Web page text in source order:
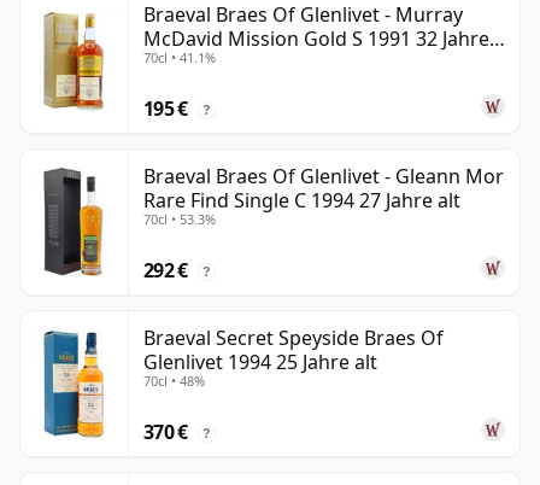
Braeval Braes Of Glenlivet - Murray
McDavid Mission Gold S 1991 32 Jahre
alt
70cl • 41.1%
195 € ?
Braeval Braes Of Glenlivet - Gleann Mor
Rare Find Single C 1994 27 Jahre alt
70cl • 53.3%
292 € ?
Braeval Secret Speyside Braes Of
Glenlivet 1994 25 Jahre alt
70cl • 48%
370 € ?